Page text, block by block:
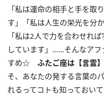
「私は運命の相手と手を取
す」「私は人生の栄光を分
「私は2人で力を合わせれ
しています」……そんなアフ
すめ☆ ふたご座は【言霊
そ、あなたの発する言葉の
れるってコトも知っておい